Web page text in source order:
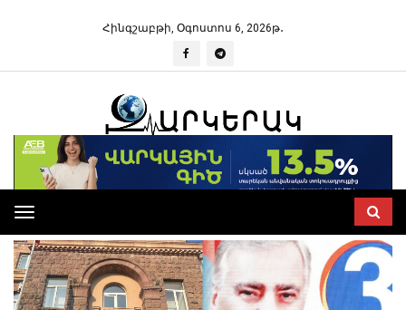
Հինգշաբթի, Օգոստոս 6, 2026թ․
Toggle
navigation